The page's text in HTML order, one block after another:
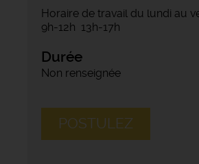
Horaire de travail du lundi au
9h-12h 13h-17h
Durée
Non renseignée
POSTULEZ